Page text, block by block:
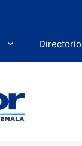
Directorio